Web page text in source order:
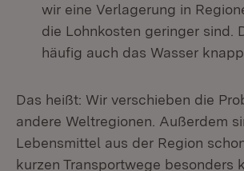
wir eine Verlagerung in
die Lohnkosten geringer sind.
häufig auch das Wasser knapp.
Das heißt: Wir verschieben die
andere Weltregionen. Außerdem
Lebensmittel aus der Region
kurzen Transportwege besonders